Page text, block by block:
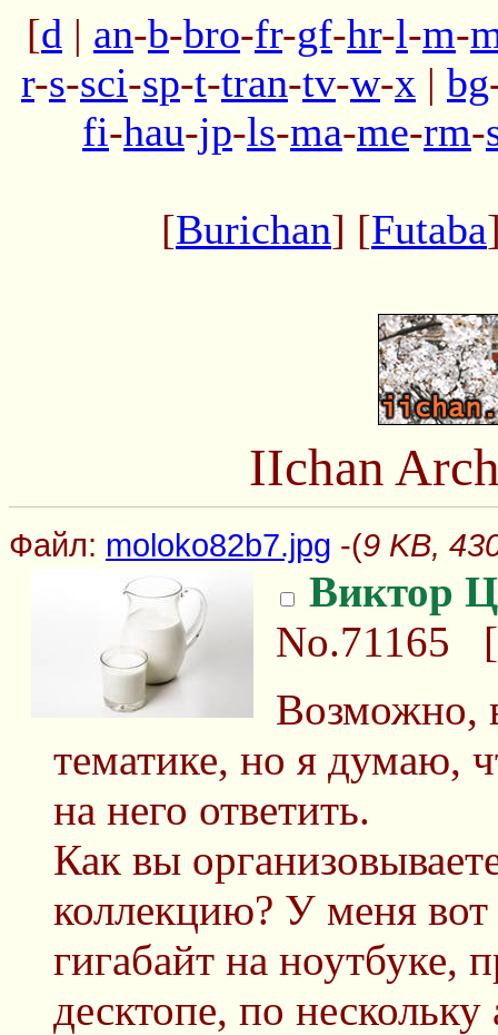
[d | an-b-bro-fr-gf-hr-l-m-
r-s-sci-sp-t-tran-tv-w-x | bg
fi-hau-jp-ls-ma-me-rm-
[Burichan] [Futaba
IIchan
Файл: moloko82b7.jpg -(9 KB,
Виктор
No.71165 [
Возможно,
тематике, но я думаю,
на него ответить.
Как вы
коллекцию? У меня вот
гигабайт на ноутбуке,
десктопе, по